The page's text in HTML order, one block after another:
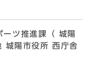
ツ推進課（ 城陽
城陽市役所 西庁舎